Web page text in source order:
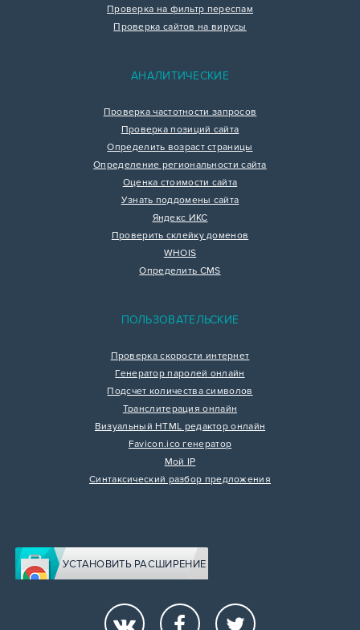
Проверка на фильтр переспам
Проверка сайтов на вирусы
АНАЛИТИЧЕСКИЕ
Проверка частотности запросов
Проверка позиций сайта
Определить возраст страницы
Определение региональности сайта
Оценка стоимости сайта
Узнать поддомены сайта
Яндекс ИКС
Проверить склейку доменов
WHOIS
Определить CMS
ПОЛЬЗОВАТЕЛЬСКИЕ
Проверка скорости интернет
Генератор паролей онлайн
Подсчет количества символов
Транслитерация онлайн
Визуальный HTML редактор онлайн
Favicon.ico генератор
Мой IP
Синтаксический разбор предложения
УСТАНОВИТЬ РАСШИРЕНИЕ